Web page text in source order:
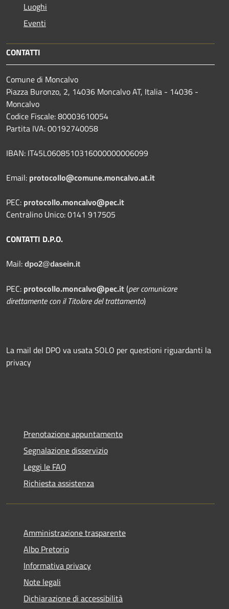
Luoghi
Eventi
CONTATTI
Comune di Moncalvo
Piazza Buronzo, 2, 14036 Moncalvo AT, Italia - 14036 -
Moncalvo
Codice Fiscale: 80003610054
Partita IVA: 00192740058
IBAN: IT45L0608510316000000006099
Email: protocollo@comune.moncalvo.at.it
PEC: protocollo.moncalvo@pec.it
Centralino Unico: 0141 917505
CONTATTI D.P.O.
Mail: dpo2@dasein.it
PEC: protocollo.moncalvo@pec.it(per comunicare
direttamente con il Titolare del trattamento)
La mail del DPO va usata SOLO per questioni riguardanti la
privacy
Prenotazione appuntamento
Segnalazione disservizio
Leggi le FAQ
Richiesta assistenza
Amministrazione trasparente
Albo Pretorio
Informativa privacy
Note legali
Dichiarazione di accessibilità